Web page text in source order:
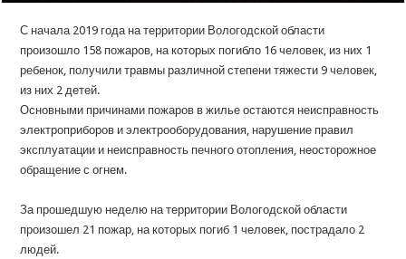
С начала 2019 года на территории Вологодской области
произошло 158 пожаров, на которых погибло 16 человек, из них 1
ребенок, получили травмы различной степени тяжести 9 человек,
из них 2 детей.
Основными причинами пожаров в жилье остаются неисправность
электроприборов и электрооборудования, нарушение правил
эксплуатации и неисправность печного отопления, неосторожное
обращение с огнем.
За прошедшую неделю на территории Вологодской области
произошел 21 пожар, на которых погиб 1 человек, пострадало 2
людей.